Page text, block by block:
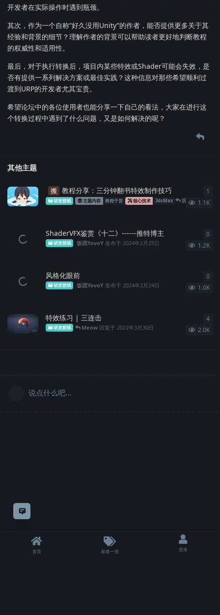
意见反馈
开发者在实际操作时遇到瓶颈。
其次，作为一个自称“好久没用Unity”的作者，能否提供更多关于其
经验和背景的细节？理解作者的背景可以帮助读者更好地判断教程
的权威性和适用性。
最后，对于执行转换后，项目内某些特效或Shader可能会失效，是
否有提供一系列解决方案或最佳实践？这种信息对那些希望顺利过
渡到URP的开发者尤其宝贵。
希望论坛中的各位使用者也能分享一下自己的看法，大家在进行这
个转换过程中遇到了什么问题，又是如何解决的呢？
其他主题
搬 教程分享：三分钟翻书特效制作技巧
研发前线 主题内容 教程干货 核心技术 3dsMax 妮蔻不是猫 回
1.1K
1
ShaderVFX鉴赏《十二》------推特博主
研发前线 饭团YovoY 发布于 2024年2月25日 1.2K
0
风格化眼前
研发前线 饭团YovoY 发布于 2024年2月24日 1.0K
0
特效练习 | 三连击
研发前线 Meow 回复于 2022年3月30日 2.0K
4
说点什么吧...
首页 标签一览 登录